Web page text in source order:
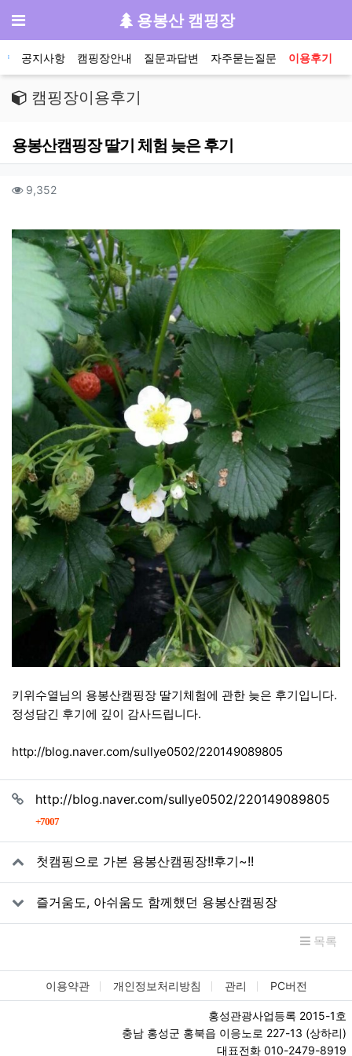
메뉴 용봉산 캠핑장
메인 메뉴
공지사항 캠핑장안내 질문과답변 자주묻는질문 이용후기
캠핑장이용후기
용봉산캠핑장 딸기 체험 늦은 후기
작성자 정보
컨텐츠 정보
9,352조회
키위수열님의 용봉산캠핑장 딸기체험에 관한 늦은 후기입니다.
정성담긴 후기에 깊이 감사드립니다.
http://blog.naver.com/sullye0502/220149089805
관련자료http://blog.naver.com/sullye0502/220149089805
7007회 연결
첫캠핑으로 가본 용봉산캠핑장!!후기~!!
즐거움도, 아쉬움도 함께했던 용봉산캠핑장
목록
이용약관 개인정보처리방침 관리 PC버전
홍성관광사업등록 2015-1호
충남 홍성군 홍북읍 이응노로 227-13 (상하리)
대표전화 010-2479-8919